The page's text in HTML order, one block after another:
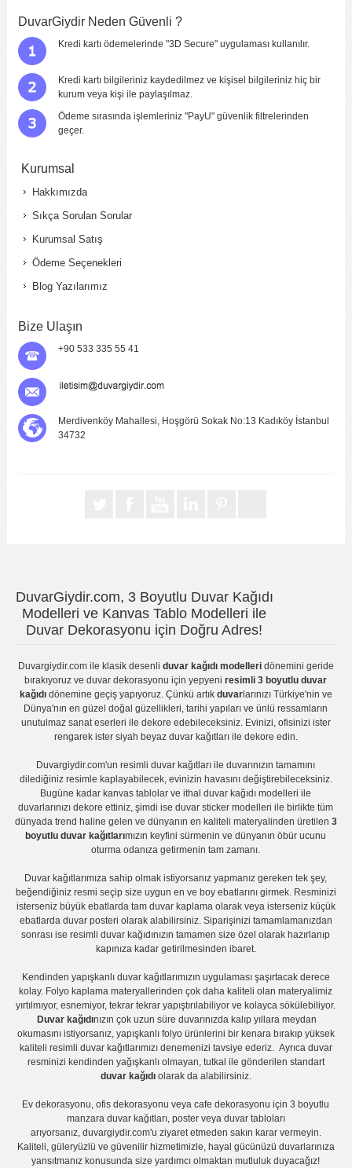
DuvarGiydir Neden Güvenli ?
Kredi kartı ödemelerinde "3D Secure" uygulaması kullanılır.
Kredi kartı bilgileriniz kaydedilmez ve kişisel bilgileriniz hiç bir
kurum veya kişi ile paylaşılmaz.
Ödeme sırasında işlemleriniz "PayU" güvenlik filtrelerinden
geçer.
Kurumsal
Hakkımızda
Sıkça Sorulan Sorular
Kurumsal Satış
Ödeme Seçenekleri
Blog Yazılarımız
Bize Ulaşın
+90 533 335 55 41
Merdivenköy Mahallesi, Hoşgörü Sokak No:13 Kadıköy İstanbul
34732
DuvarGiydir.com, 3 Boyutlu Duvar Kağıdı
Modelleri ve Kanvas Tablo Modelleri ile
Duvar Dekorasyonu için Doğru Adres!
Duvargiydir.comile klasik desenli duvar kağıdı modelleridönemini geride
bırakıyoruz veduvar dekorasyonu için yepyeniresimli 3 boyutlu duvar
kağıdıdönemine geçiş yapıyoruz. Çünkü artık duvarlarınızı Türkiye'nin ve
Dünya'nın en güzel doğal güzellikleri, tarihi yapıları ve ünlü ressamların
unutulmaz sanat eserleri ile dekore edebileceksiniz. Evinizi, ofisinizi ister
rengarek ister siyah beyaz duvar kağıtlarıile dekore edin.
Duvargiydir.com'unresimli duvar kağıtları ile duvarınızın tamamını
dilediğiniz resimle kaplayabilecek, evinizin havasını değiştirebileceksiniz.
Bugüne kadar kanvas tablo lar veithal duvar kağıdı modelleri ile
duvarlarınızı dekore ettiniz, şimdi iseduvar sticker modelleri ile birlikte tüm
dünyada trend haline gelen ve dünyanın en kaliteli materyalinden üretilen 3
boyutlu duvar kağıtlarımızın keyfini sürmenin ve dünyanın öbür ucunu
oturma odanıza getirmenin tam zamanı.
Duvar kağıtlarımıza sahip olmak istiyorsanız yapmanız gereken tek şey,
beğendiğiniz resmi seçip size uygun en ve boy ebatlarını girmek. Resminizi
isterseniz büyük ebatlarda tam duvar kaplamaolarak veya isterseniz küçük
ebatlarda duvar posteri olarak alabilirsiniz. Siparişinizi tamamlamanızdan
sonrası iseresimli duvar kağıdınızın tamamen size özel olarak hazırlanıp
kapınıza kadar getirilmesinden ibaret.
Kendinden yapışkanlı duvar kağıtlarımızın uygulamasışaşırtacak derece
kolay. Folyo kaplama materyallerinden çok daha kaliteli olanmateryalimiz
yırtılmıyor, esnemiyor, tekrar tekrar yapıştırılabiliyor ve kolayca sökülebiliyor.
Duvar kağıdınızın çok uzun süre duvarınızda kalıp yıllara meydan
okumasını istiyorsanız, yapışkanlı folyoürünlerini bir kenara bırakıp yüksek
kaliteli resimli duvar kağıtlarımızı denemenizi tavsiye ederiz. Ayrıca duvar
resminizi kendinden yağışkanlı olmayan, tutkal ile gönderilen standart
duvar kağıdıolarak da alabilirsiniz.
Ev dekorasyonu,ofis dekorasyonu veyacafe dekorasyonu için3 boyutlu
manzara duvar kağıtları, posterveya duvar tabloları
arıyorsanız, duvargiydir.com'u ziyaret etmeden sakın karar vermeyin.
Kaliteli, güleryüzlü ve güvenilir hizmetimizle, hayal gücünüzü duvarlarınıza
yansıtmanız konusunda size yardımcı olmaktan mutluluk duyacağız!